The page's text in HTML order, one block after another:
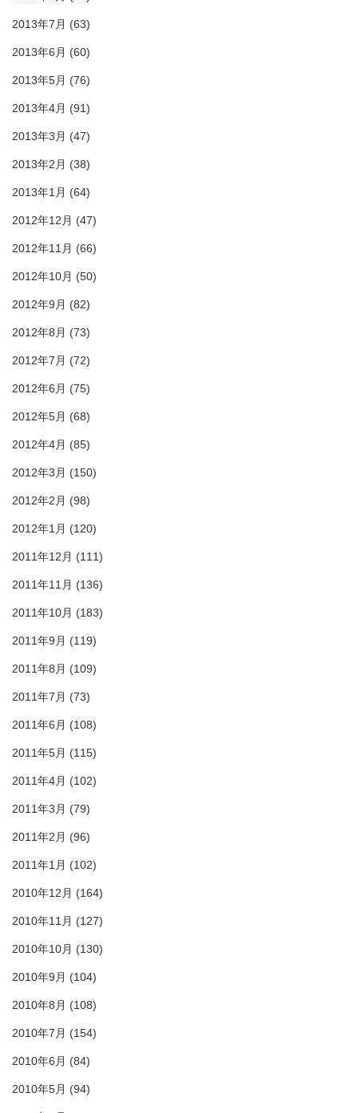
2013年7月 (63)
2013年6月 (60)
2013年5月 (76)
2013年4月 (91)
2013年3月 (47)
2013年2月 (38)
2013年1月 (64)
2012年12月 (47)
2012年11月 (66)
2012年10月 (50)
2012年9月 (82)
2012年8月 (73)
2012年7月 (72)
2012年6月 (75)
2012年5月 (68)
2012年4月 (85)
2012年3月 (150)
2012年2月 (98)
2012年1月 (120)
2011年12月 (111)
2011年11月 (136)
2011年10月 (183)
2011年9月 (119)
2011年8月 (109)
2011年7月 (73)
2011年6月 (108)
2011年5月 (115)
2011年4月 (102)
2011年3月 (79)
2011年2月 (96)
2011年1月 (102)
2010年12月 (164)
2010年11月 (127)
2010年10月 (130)
2010年9月 (104)
2010年8月 (108)
2010年7月 (154)
2010年6月 (84)
2010年5月 (94)